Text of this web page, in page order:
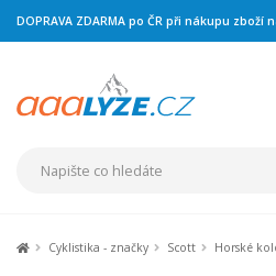
DOPRAVA ZDARMA po ČR při nákupu zboží
Cyklistika - značky Scott Horské